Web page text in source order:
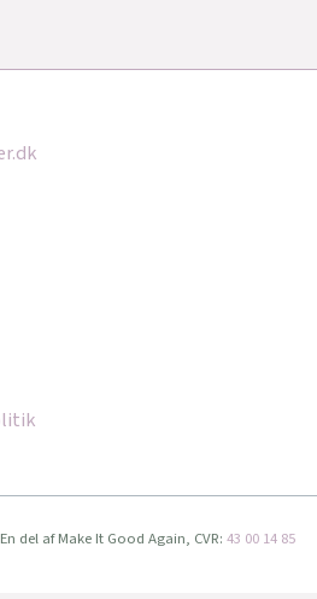
del af Make It Good Again, CVR: 43 00 14 85